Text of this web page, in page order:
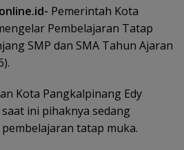
Pemerintah Kota
Pembelajaran Tatap
SMP dan SMA Tahun Ajaran
Kota Pangkalpinang Edy
ini pihaknya sedang
tatap muka.